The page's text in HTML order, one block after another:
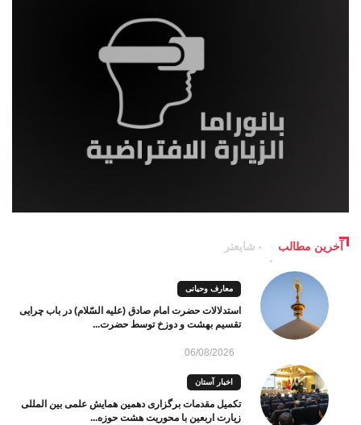
آخرین مطالب شایعتر
معارف وحیانی
استدلالات حضرت امام صادق (علیه السّلام) در باب چرایی
تقسیم بهشت و دوزخ توسط حضرت...
06/08/2026
اخبار آستان
تکمیل مقدمات برگزاری دهمین همایش علمی بین المللی
زیارت اربعین با محوریت هشت حوزه...